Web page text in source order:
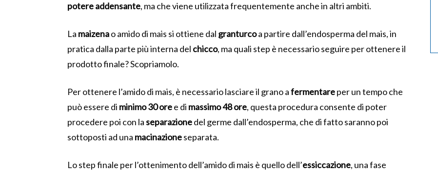
potere addensante, ma che viene utilizzata frequentemente anche in altri ambiti.
La maizenao amido di mais si ottiene dal granturcoa partire dall’endosperma del mais, in
pratica dalla parte più interna del chicco, ma quali step è necessario seguire per ottenere il
prodotto finale? Scopriamolo.
Per ottenere l’amido di mais, è necessario lasciare il grano afermentareper un tempo che
può essere di minimo 30 oree di massimo 48 ore, questa procedura consente di poter
procedere poi con laseparazionedel germe dall’endosperma, che di fatto saranno poi
sottoposti ad una macinazioneseparata.
Lo step finale per l’ottenimento dell’amido di mais è quello dell’essiccazione, una fase